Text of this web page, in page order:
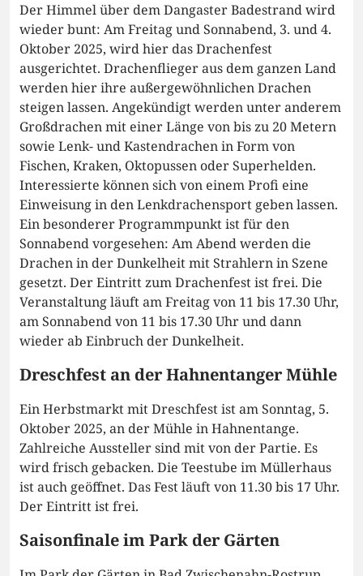
Der Himmel über dem Dangaster Badestrand wird
wieder bunt: Am Freitag und Sonnabend, 3. und 4.
Oktober 2025, wird hier das Drachenfest
ausgerichtet. Drachenflieger aus dem ganzen Land
werden hier ihre außergewöhnlichen Drachen
steigen lassen. Angekündigt werden unter anderem
Großdrachen mit einer Länge von bis zu 20 Metern
sowie Lenk- und Kastendrachen in Form von
Fischen, Kraken, Oktopussen oder Superhelden.
Interessierte können sich von einem Profi eine
Einweisung in den Lenkdrachensport geben lassen.
Ein besonderer Programmpunkt ist für den
Sonnabend vorgesehen: Am Abend werden die
Drachen in der Dunkelheit mit Strahlern in Szene
gesetzt. Der Eintritt zum Drachenfest ist frei. Die
Veranstaltung läuft am Freitag von 11 bis 17.30 Uhr,
am Sonnabend von 11 bis 17.30 Uhr und dann
wieder ab Einbruch der Dunkelheit.
Dreschfest an der Hahnentanger Mühle
Ein Herbstmarkt mit Dreschfest ist am Sonntag, 5.
Oktober 2025, an der Mühle in Hahnentange.
Zahlreiche Aussteller sind mit von der Partie. Es
wird frisch gebacken. Die Teestube im Müllerhaus
ist auch geöffnet. Das Fest läuft von 11.30 bis 17 Uhr.
Der Eintritt ist frei.
Saisonfinale im Park der Gärten